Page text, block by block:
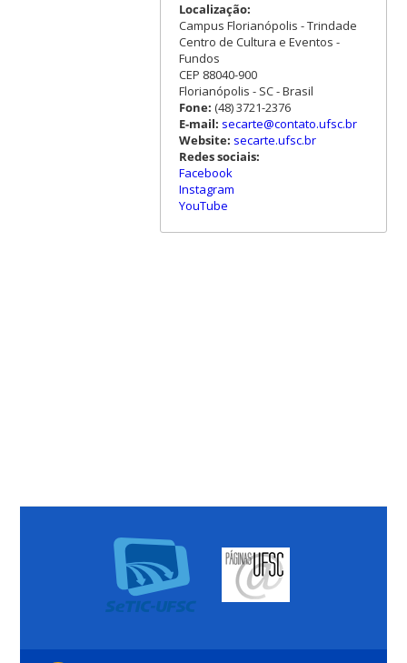
Localização:
Campus Florianópolis - Trindade
Centro de Cultura e Eventos -
Fundos
CEP 88040-900
Florianópolis - SC - Brasil
Fone: (48) 3721-2376
E-mail: secarte@contato.ufsc.br
Website: secarte.ufsc.br
Redes sociais:
Facebook
Instagram
YouTube